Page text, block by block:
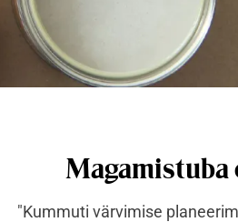
Magamistuba
"Kummuti värvimise